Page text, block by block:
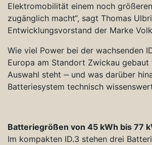
Elektromobilität einem noch
zugänglich macht“, sagt Thomas
Entwicklungsvorstand der Marke
Wie viel Power bei der wachsenden
Europa am Standort Zwickau gebaut
Auswahl steht ‒ und was darüber
Batteriesystem technisch
Batteriegrößen von 45 kWh bis 77
Im kompakten ID.3 stehen drei